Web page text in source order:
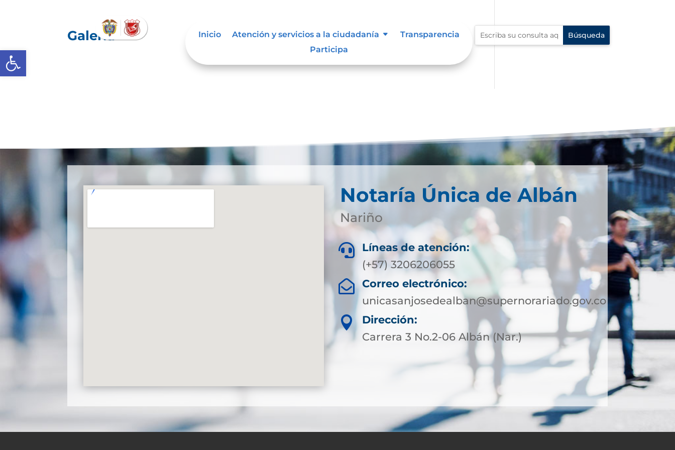
Abrir barra de herramientas
Inicio Atención y servicios a la ciudadanía
Transparencia
Participa
Galería
Notaría Única de Albán
Nariño

Líneas de atención:
(+57) 3206206055

Correo electrónico:
unicasanjosedealban@supernorariado.gov.co

Dirección:
Carrera 3 No.2-06 Albán (Nar.)